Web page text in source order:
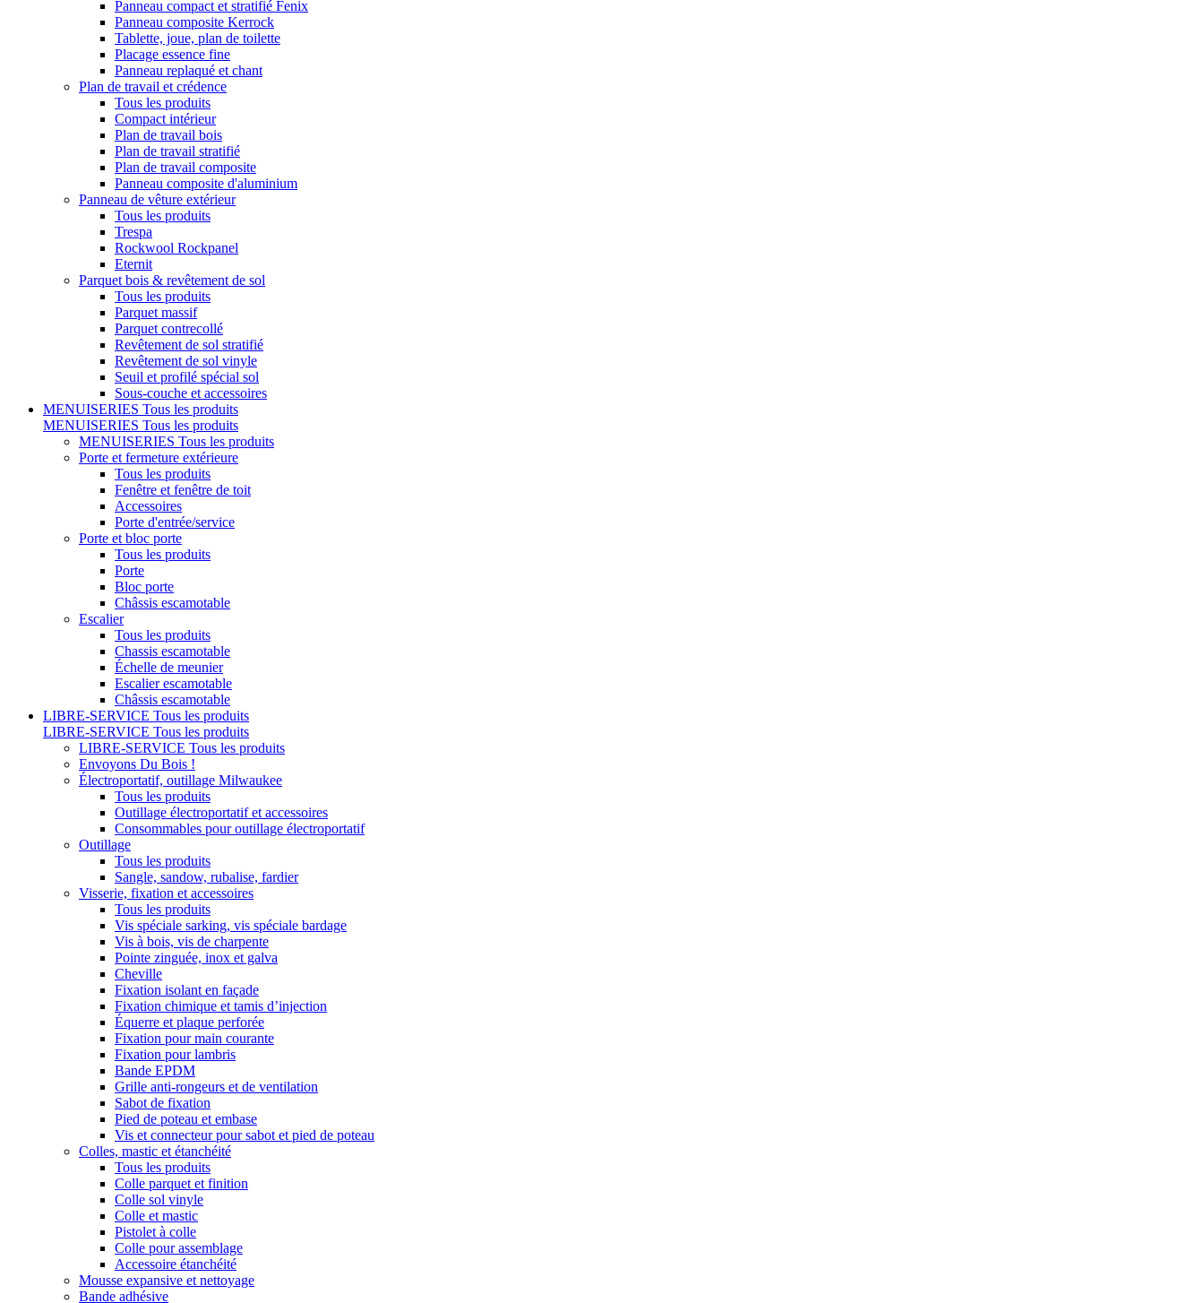
Panneau compact et stratifié Fenix
Panneau composite Kerrock
Tablette, joue, plan de toilette
Placage essence fine
Panneau replaqué et chant
Plan de travail et crédence
Tous les produits
Compact intérieur
Plan de travail bois
Plan de travail stratifié
Plan de travail composite
Panneau composite d'aluminium
Panneau de vêture extérieur
Tous les produits
Trespa
Rockwool Rockpanel
Eternit
Parquet bois & revêtement de sol
Tous les produits
Parquet massif
Parquet contrecollé
Revêtement de sol stratifié
Revêtement de sol vinyle
Seuil et profilé spécial sol
Sous-couche et accessoires
MENUISERIES Tous les produits
MENUISERIES Tous les produits
MENUISERIES Tous les produits
Porte et fermeture extérieure
Tous les produits
Fenêtre et fenêtre de toit
Accessoires
Porte d'entrée/service
Porte et bloc porte
Tous les produits
Porte
Bloc porte
Châssis escamotable
Escalier
Tous les produits
Chassis escamotable
Échelle de meunier
Escalier escamotable
Châssis escamotable
LIBRE-SERVICE Tous les produits
LIBRE-SERVICE Tous les produits
LIBRE-SERVICE Tous les produits
Envoyons Du Bois !
Électroportatif, outillage Milwaukee
Tous les produits
Outillage électroportatif et accessoires
Consommables pour outillage électroportatif
Outillage
Tous les produits
Sangle, sandow, rubalise, fardier
Visserie, fixation et accessoires
Tous les produits
Vis spéciale sarking, vis spéciale bardage
Vis à bois, vis de charpente
Pointe zinguée, inox et galva
Cheville
Fixation isolant en façade
Fixation chimique et tamis d’injection
Équerre et plaque perforée
Fixation pour main courante
Fixation pour lambris
Bande EPDM
Grille anti-rongeurs et de ventilation
Sabot de fixation
Pied de poteau et embase
Vis et connecteur pour sabot et pied de poteau
Colles, mastic et étanchéité
Tous les produits
Colle parquet et finition
Colle sol vinyle
Colle et mastic
Pistolet à colle
Colle pour assemblage
Accessoire étanchéité
Mousse expansive et nettoyage
Bande adhésive